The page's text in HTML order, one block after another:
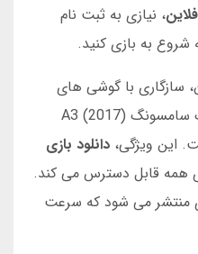
، نیازی به ثبت نام
شروع به بازی کنید.
سازگاری با گوشی های
قدیمی است. من آن را روی یک سامسونگ A3 (2017)
این ویژگی، دانلود بازی
همه قابل دسترس می کند.
جدیدی منتشر می شود که سرعت